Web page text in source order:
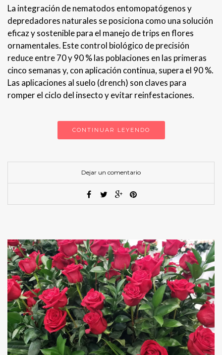
La integración de nematodos entomopatógenos y
depredadores naturales se posiciona como una solución
eficaz y sostenible para el manejo de trips en flores
ornamentales. Este control biológico de precisión
reduce entre 70 y 90 % las poblaciones en las primeras
cinco semanas y, con aplicación continua, supera el 90 %.
Las aplicaciones al suelo (drench) son claves para
romper el ciclo del insecto y evitar reinfestaciones.
CONTINUAR LEYENDO
Dejar un comentario